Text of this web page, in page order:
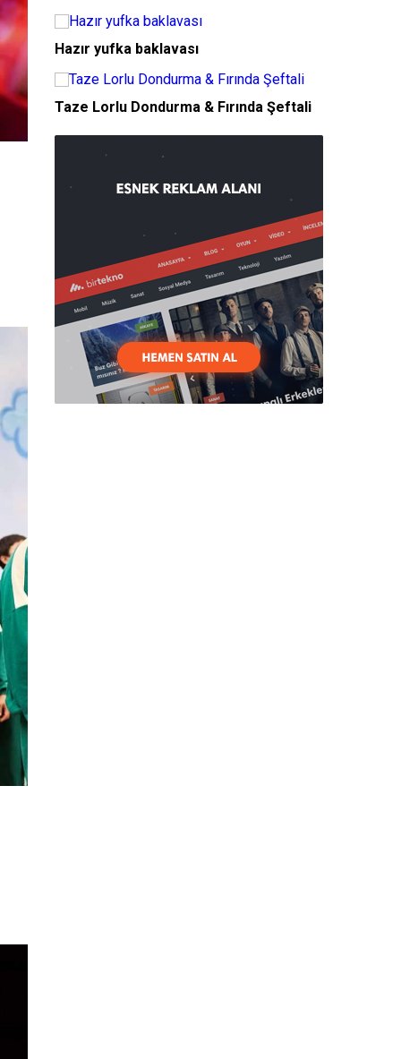
Hazır yufka baklavası
Taze Lorlu Dondurma & Fırında Şeftali